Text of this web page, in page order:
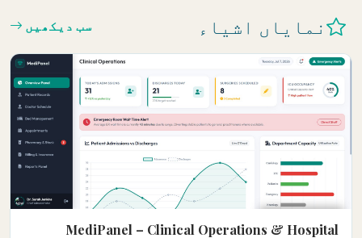
نمایاں اشیاء سب دیکھیں
MediPanel – Clinical Operations & Hospital